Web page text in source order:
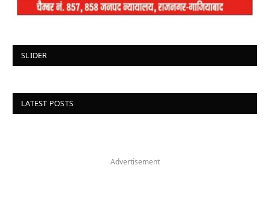
SLIDER
LATEST POSTS
Advertisement